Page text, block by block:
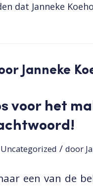
dat Janneke
Janneke
voor het
Uncategorized / door
een van de